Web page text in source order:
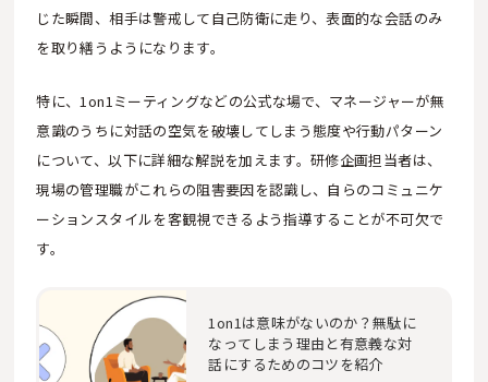
じた瞬間、相手は警戒して自己防衛に走り、表面的な会話のみ
を取り繕うようになります。
特に、1on1ミーティングなどの公式な場で、マネージャーが無
意識のうちに対話の空気を破壊してしまう態度や行動パターン
について、以下に詳細な解説を加えます。研修企画担当者は、
現場の管理職がこれらの阻害要因を認識し、自らのコミュニケ
ーションスタイルを客観視できるよう指導することが不可欠で
す。
1on1は意味がないのか？無駄に
なってしまう理由と有意義な対
話にするためのコツを紹介